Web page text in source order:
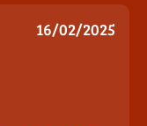
16/02/2025